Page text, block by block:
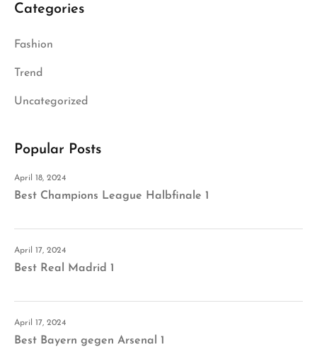
Categories
Fashion
Trend
Uncategorized
Popular Posts
April 18, 2024
Best Champions League Halbfinale 1
April 17, 2024
Best Real Madrid 1
April 17, 2024
Best Bayern gegen Arsenal 1